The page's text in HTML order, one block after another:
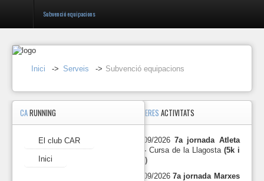
Registrar-
se
Subvenció equipacions
Inici -> Serveis -> Subvenció equipacions
Equipacions
C.A.RUNNING
CARUNNING
El club CAR
Inici
PROPERES ACTIVITATS
27/09/20267a jornada Atleta
10 - Cursa de la Llagosta(5k i
10k)
27/09/20267a jornada Marxes